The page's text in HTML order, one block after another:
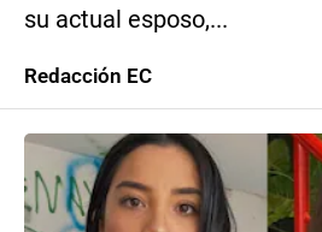
su actual esposo,...
Redacción EC